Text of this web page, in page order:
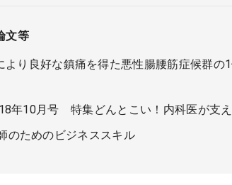
文等
より良好な鎮痛を得た悪性腸腰筋症候群
年10月号 特集どんとこい！内科医が支
のためのビジネススキル